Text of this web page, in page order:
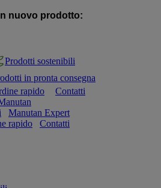
nuovo prodotto:
Prodotti sostenibili
in pronta consegna
rapido Contatti
Manutan Expert
rapido
Contatti